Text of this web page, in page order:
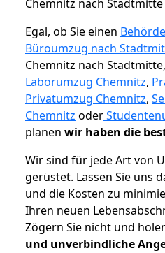
Chemnitz nach
Egal, ob Sie einen
Büroumzug nach
Chemnitz nach Stadtmitte,
Laborumzug Chemnitz,
Privatumzug Chemnitz,
Chemnitz oder
planen wir haben die
Wir sind für jede Art von
gerüstet. Lassen Sie uns
und die Kosten zu
Ihren neuen
Zögern Sie nicht und
und unverbindliche